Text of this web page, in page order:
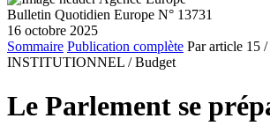
Bulletin Quotidien Europe N° 13731
16 octobre 2025
Sommaire Publication complète Par article 15 /
INSTITUTIONNEL / Budget
Le Parlement se